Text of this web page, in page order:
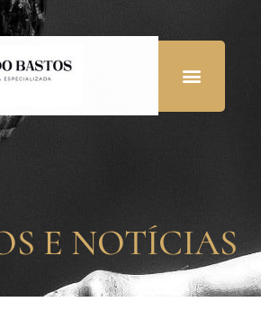
E NOTÍCIAS